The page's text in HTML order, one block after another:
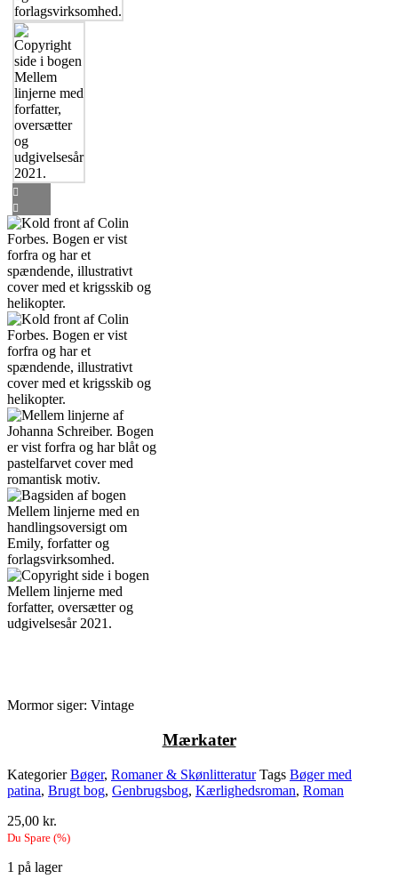
Mormor siger: Vintage
Mærkater
Kategorier Bøger, Romaner & Skønlitteratur Tags Bøger med
patina, Brugt bog, Genbrugsbog, Kærlighedsroman, Roman
25,00 kr.
Du Spare (%)
1 på lager